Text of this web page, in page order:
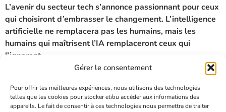
Gérer le consentement
Pour offrir les meilleures expériences, nous utilisons des technologies
telles que les cookies pour stocker et/ou accéder aux informations des
appareils. Le fait de consentir à ces technologies nous permettra de traiter
L’avenir du secteur tech s’annonce passionnant pour ceux
qui choisiront d’embrasser le changement. L’intelligence
artificielle ne remplacera pas les humains, mais les
humains qui maîtrisent l’IA remplaceront ceux qui
l’ignorent.
ACCUEIL